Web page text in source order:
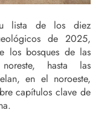
lista de los diez
de 2025,
los bosques de las
hasta las
en el noroeste,
capítulos clave de